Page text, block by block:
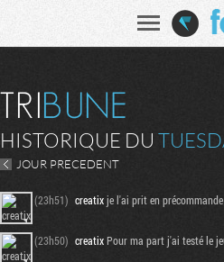
HISTORIQUE DU
JOUR PRECEDENT
(23h51) creatixje l'ai prit en
(23h50) creatixPour ma part j'ai testé le